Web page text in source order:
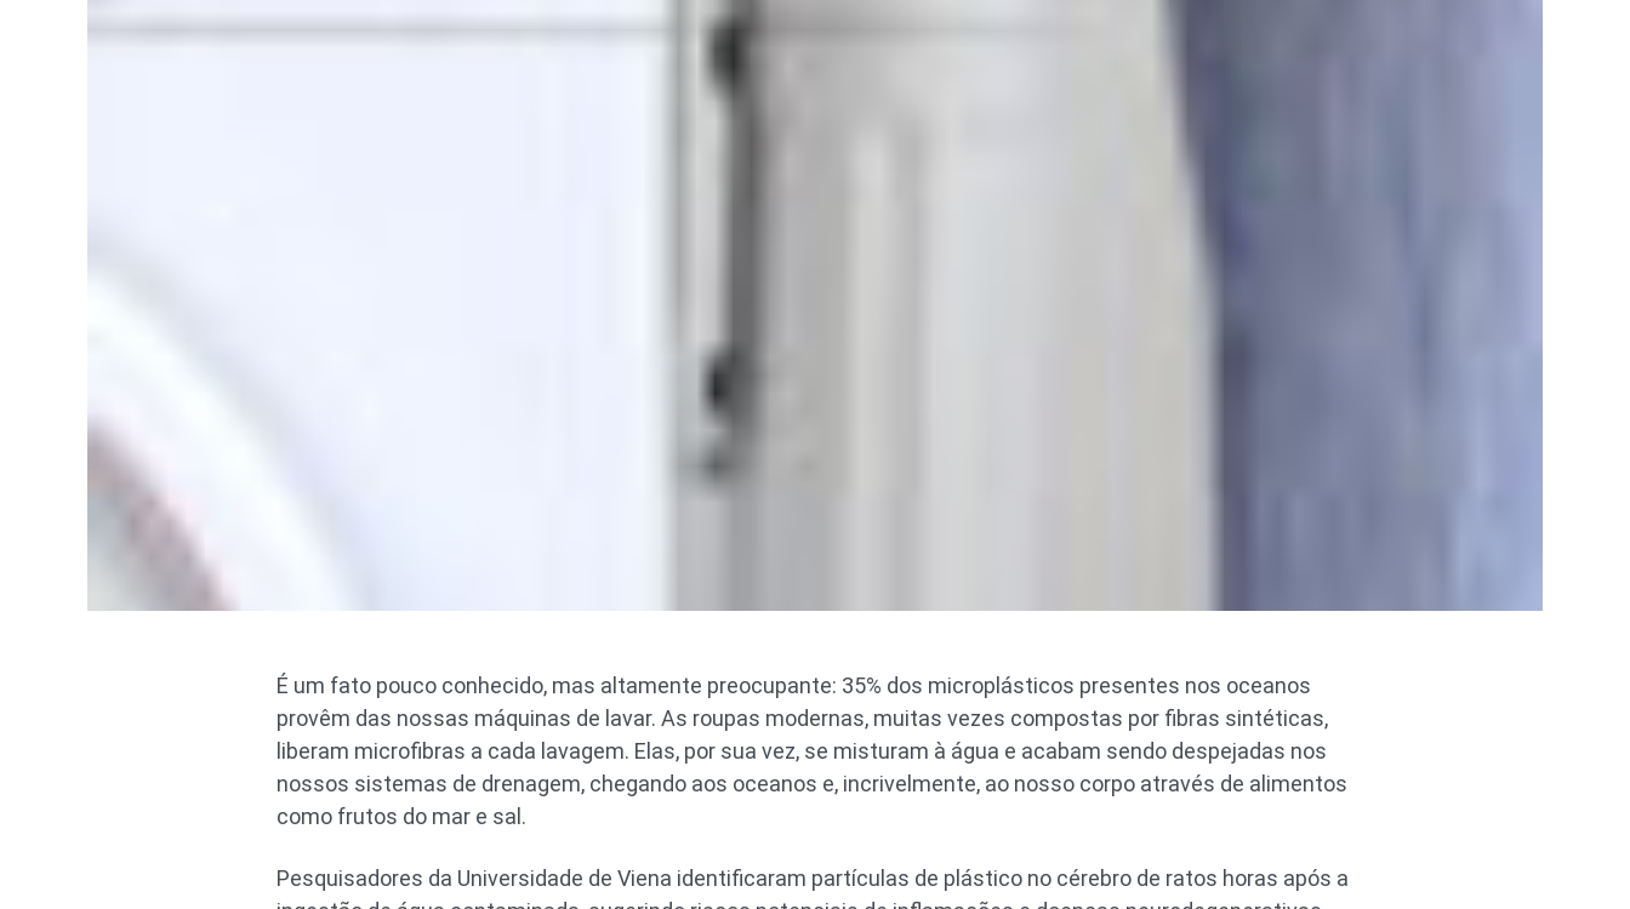
É um fato pouco conhecido, mas altamente preocupante: 35% dos microplásticos presentes nos oceanos
provêm das nossas máquinas de lavar. As roupas modernas, muitas vezes compostas por fibras sintéticas,
liberam microfibras a cada lavagem. Elas, por sua vez, se misturam à água e acabam sendo despejadas nos
nossos sistemas de drenagem, chegando aos oceanos e, incrivelmente, ao nosso corpo através de alimentos
como frutos do mar e sal.
Pesquisadores da Universidade de Viena identificaram partículas de plástico no cérebro de ratos horas após a